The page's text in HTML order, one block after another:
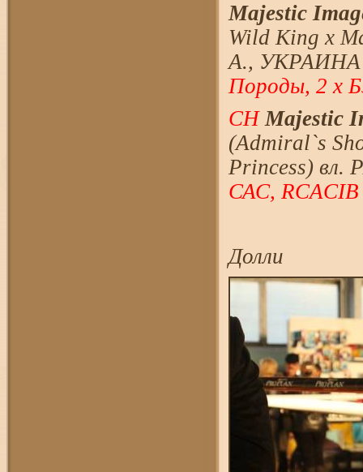
Majestic
Wild King х
А., УКРАИНА
Породы, 2 х
CHMajestic
(Admiral`s
Princess) вл.
САС, RCACIB
Долли